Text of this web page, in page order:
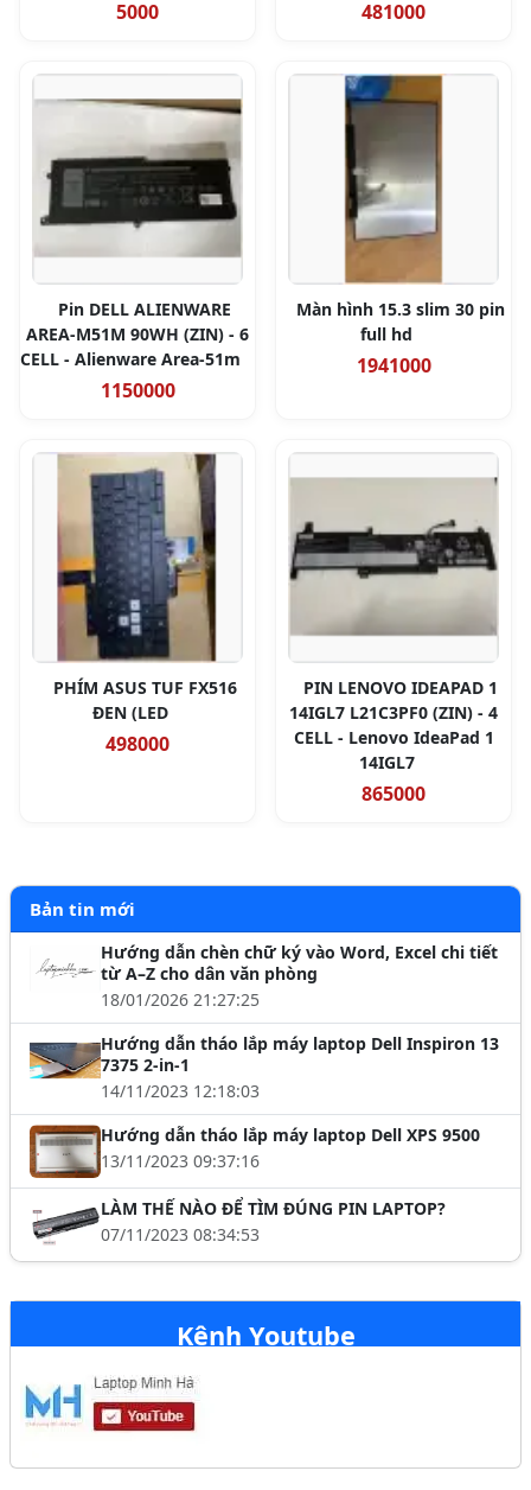
5000 481000
Pin DELL ALIENWARE
AREA-M51M 90WH (ZIN) - 6
CELL - Alienware Area-51m
1150000
Màn hình 15.3 slim 30 pin
full hd
1941000
PHÍM ASUS TUF FX516
ĐEN (LED
498000
PIN LENOVO IDEAPAD 1
14IGL7 L21C3PF0 (ZIN) - 4
CELL - Lenovo IdeaPad 1
14IGL7
865000
Bản tin mới
Hướng dẫn chèn chữ ký vào Word, Excel chi tiết
từ A–Z cho dân văn phòng
18/01/2026 21:27:25
Hướng dẫn tháo lắp máy laptop Dell Inspiron 13
7375 2-in-1
14/11/2023 12:18:03
Hướng dẫn tháo lắp máy laptop Dell XPS 9500
13/11/2023 09:37:16
LÀM THẾ NÀO ĐỂ TÌM ĐÚNG PIN LAPTOP?
07/11/2023 08:34:53
Kênh Youtube